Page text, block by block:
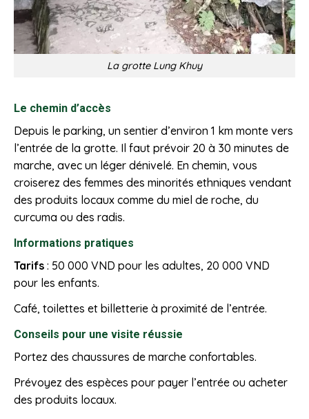
La grotte Lung Khuy
Le chemin d’accès
Depuis le parking, un sentier d’environ 1 km monte vers
l’entrée de la grotte. Il faut prévoir 20 à 30 minutes de
marche, avec un léger dénivelé. En chemin, vous
croiserez des femmes des minorités ethniques vendant
des produits locaux comme du miel de roche, du
curcuma ou des radis.
Informations pratiques
Tarifs : 50 000 VND pour les adultes, 20 000 VND
pour les enfants.
Café, toilettes et billetterie à proximité de l’entrée.
Conseils pour une visite réussie
Portez des chaussures de marche confortables.
Prévoyez des espèces pour payer l’entrée ou acheter
des produits locaux.